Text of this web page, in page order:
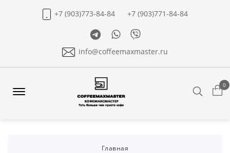
+7 (903)773-84-84
+7 (903)771-84-84
TelegramWhatsapp
Viber
info@coffeemaxmaster.ru
0
Главная